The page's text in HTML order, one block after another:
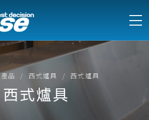
產品 西式爐具 西式爐具
西式爐具